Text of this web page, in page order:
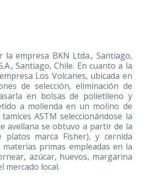
la empresa BKN Ltda., Santiago,
Santiago, Chile. En cuanto a la
Los Volcanes, ubicada en
de selección, eliminación de
en bolsas de polietileno y
a molienda en un molino de
ASTM seleccionándose la
avellana se obtuvo a partir de la
marca Fisher), y cernida
primas empleadas en la
azúcar, huevos, margarina
mercado local.